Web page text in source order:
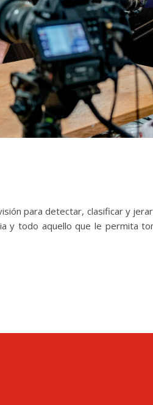
para detectar, clasificar y
y todo aquello que le permita